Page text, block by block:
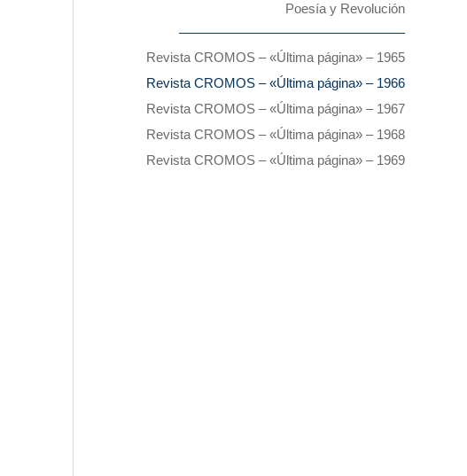
Poesía y Revolución
Revista CROMOS – «Última página» – 1965
Revista CROMOS – «Última página» – 1966
Revista CROMOS – «Última página» – 1967
Revista CROMOS – «Última página» – 1968
Revista CROMOS – «Última página» – 1969